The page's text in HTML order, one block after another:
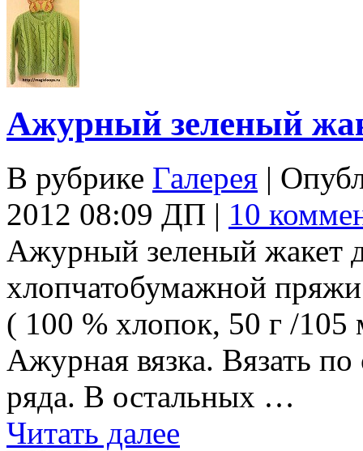
Ажурный зеленый
В рубрике Галерея |
2012 08:09 ДП | 10
Ажурный зеленый жакет
хлопчатобумажной
( 100 % хлопок, 50 г /
Ажурная вязка. Вязать
ряда. В остальных …
Читать далее